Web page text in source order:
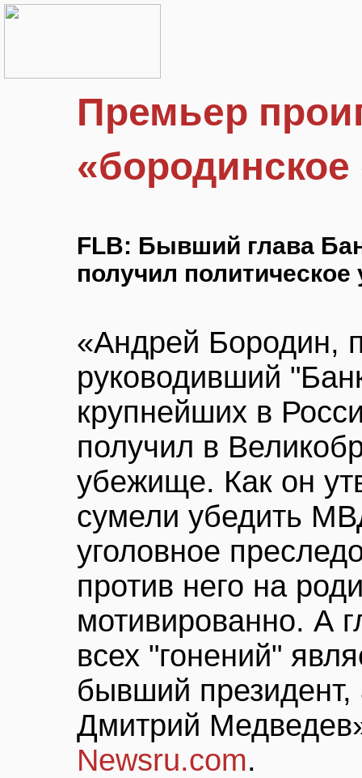
Премьер
FLB: Бывший глава
получил
«Андрей Бородин,
руководивший
крупнейших в
получил в
убежище. Как он
сумели убедить
уголовное
против него на
мотивированно. А
всех "гонений"
бывший
Дмитрий
Newsru.com.